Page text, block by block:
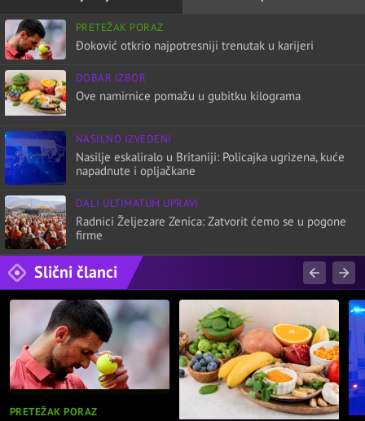
PRETEŽAK PORAZ
Đoković otkrio najpotresniji trenutak u karijeri
DOBAR IZBOR
Ove namirnice pomažu u gubitku kilograma
NASILNO IZVEDENI
Nasilje eskaliralo u Britaniji: Policajka ugrizena, kuće
napadnute i opljačkane
DALI ULTIMATUM UPRAVI
Radnici Željezare Zenica: Zatvorit ćemo se u pogone
firme
Slični članci
PRETEŽAK PORAZ